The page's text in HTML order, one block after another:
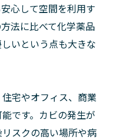
心して空間を利用す
法に比べて化学薬品
いという点も大きな
宅やオフィス、商業
です。カビの発生が
スクの高い場所や病